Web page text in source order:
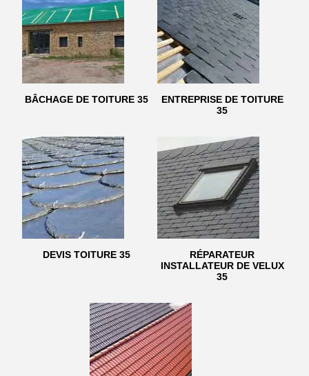
BÂCHAGE DE TOITURE 35
ENTREPRISE DE TOITURE
35
DEVIS TOITURE 35
RÉPARATEUR
INSTALLATEUR DE VELUX
35